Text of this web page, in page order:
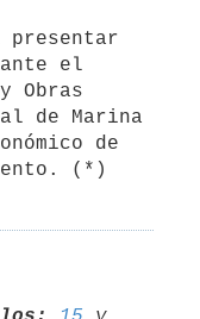
el
Obras
de Marina
de